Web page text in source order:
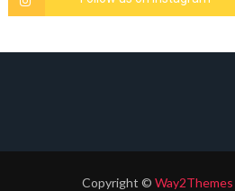
Copyright © Way2Themes